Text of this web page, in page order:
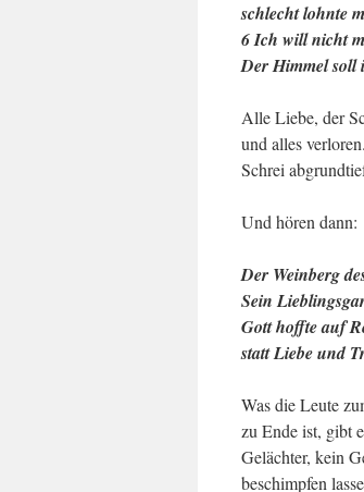
schlecht lohnte
6 Ich will nicht
Der Himmel soll
Alle Liebe, der
und alles
Schrei
Und hören dann:
Der Weinberg
Sein
Gott hoffte auf
statt Liebe und
Was die Leute
zu Ende ist, gibt
Gelächter, kein
beschimpfen